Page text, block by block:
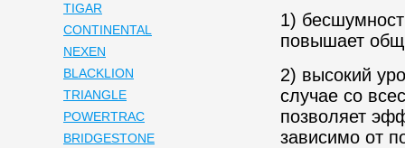
1)
повышает
2) высокий
случае со
позволяет
зависимо от
TIGAR
CONTINENTAL
NEXEN
BLACKLION
TRIANGLE
POWERTRAC
BRIDGESTONE